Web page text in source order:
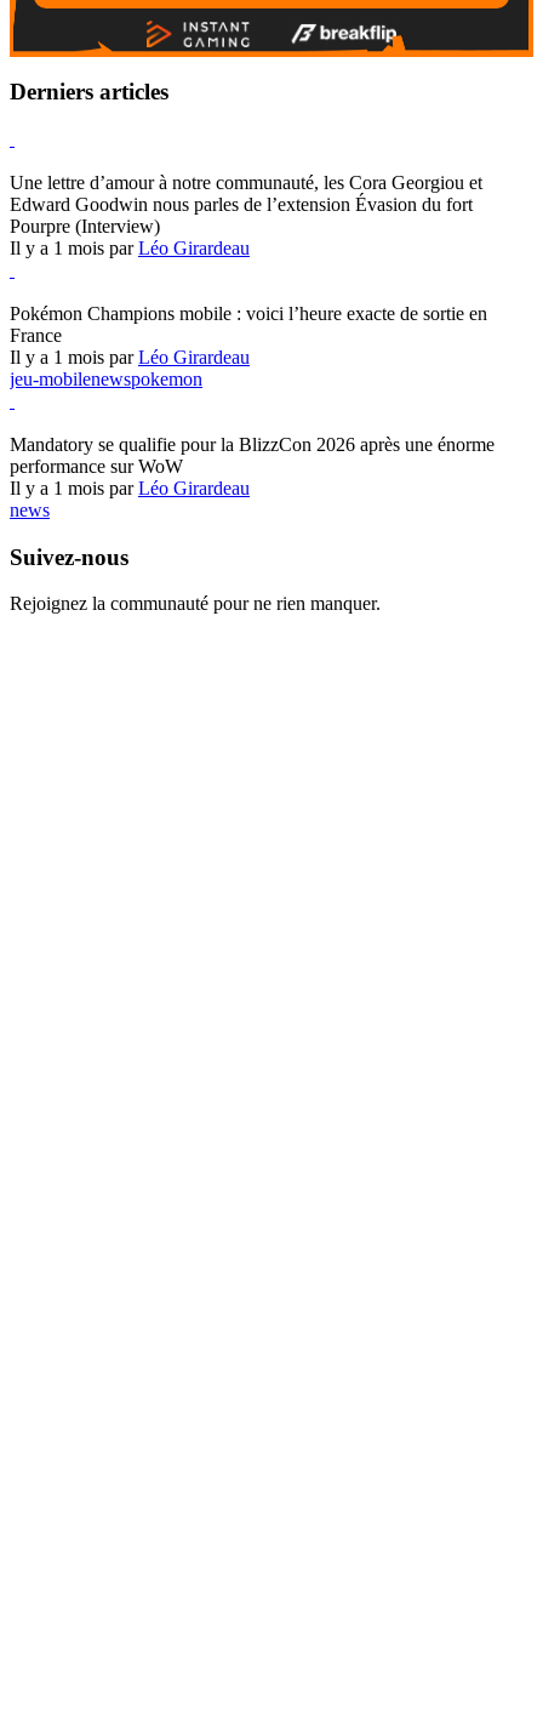
Derniers articles
Une lettre d’amour à notre communauté, les Cora Georgiou et
Edward Goodwin nous parles de l’extension Évasion du fort
Pourpre (Interview)
Il y a 1 mois parLéo Girardeau
Pokémon Champions mobile : voici l’heure exacte de sortie en
France
Il y a 1 mois parLéo Girardeau
jeu-mobilenewspokemon
Mandatory se qualifie pour la BlizzCon 2026 après une énorme
performance sur WoW
Il y a 1 mois parLéo Girardeau
news
Suivez-nous
Rejoignez la communauté pour ne rien manquer.